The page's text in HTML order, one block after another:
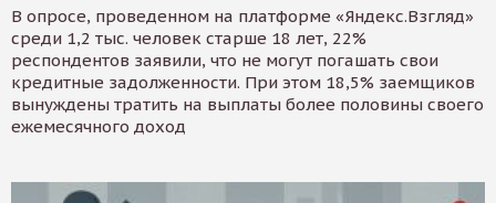
В опросе, проведенном на платформе «Яндекс.Взгляд»
среди 1,2 тыс. человек старше 18 лет, 22%
респондентов заявили, что не могут погашать свои
кредитные задолженности. При этом 18,5% заемщиков
вынуждены тратить на выплаты более половины своего
ежемесячного доход